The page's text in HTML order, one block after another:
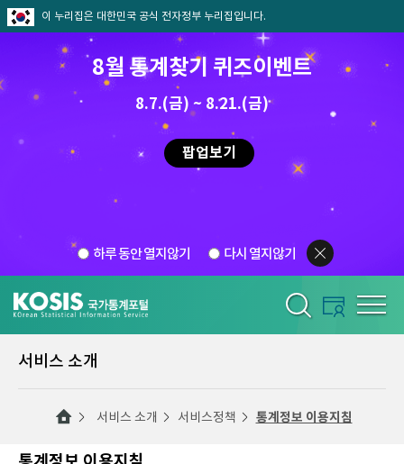
이 누리집은 대한민국 공식 전자정부 누리집입니다.
8월 통계찾기 퀴즈이벤트
8.7.(금) ~ 8.21.(금)
팝업보기
하루 동안 열지않기 다시 열지않기
서비스 소개
서비스 소개 서비스정책 통계정보 이용지침